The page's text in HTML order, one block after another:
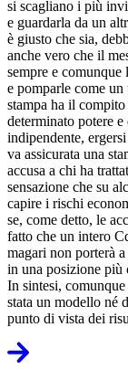
si scagliano i più
e guardarla da un
è giusto che sia,
anche vero che il
sempre e comunque
e pomparle come
stampa ha il
determinato potere
indipendente,
va assicurata una
accusa a chi ha
sensazione che su
capire i rischi
se, come detto, le
fatto che un intero
magari non porterà
in una posizione più
In sintesi, comunque
stata un modello né
punto di vista dei